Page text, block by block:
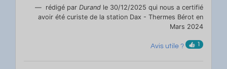
rédigé par Durand le 30/12/2025 qui nous a certifié
avoir été curiste de la station Dax - Thermes Bérot en
Mars 2024
Avis utile ? 1